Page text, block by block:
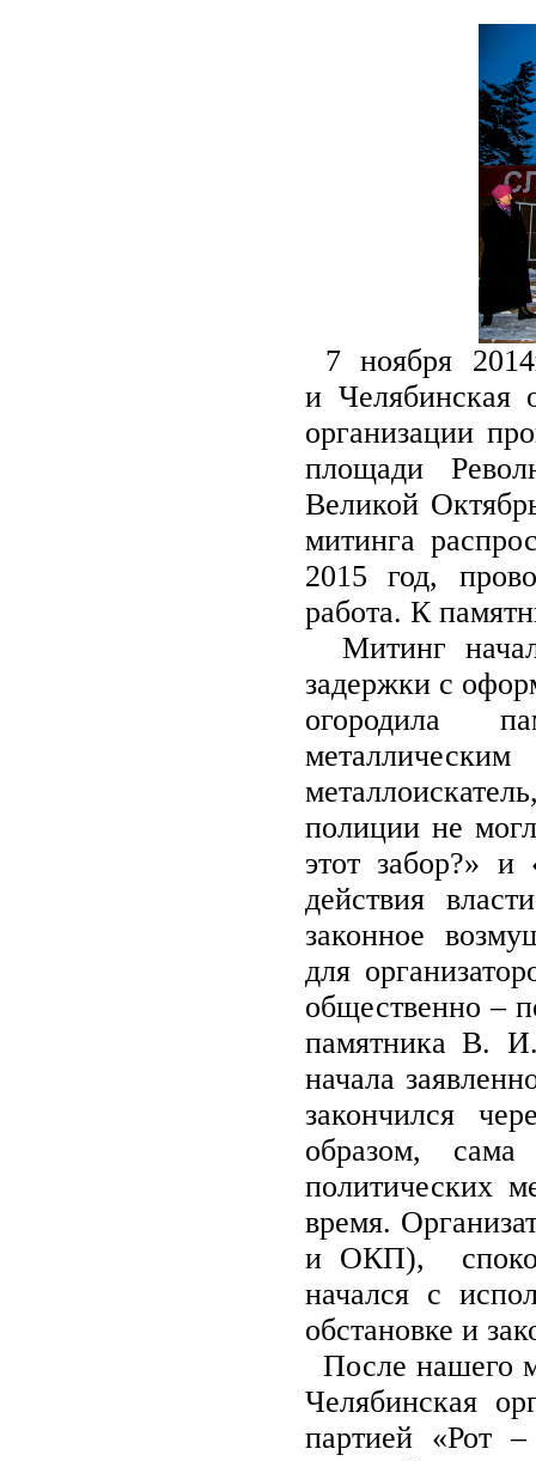
7 ноября
и Челябинская
организации
площади
Великой
митинга
2015 год,
работа. К
Митинг
задержки с
огородила
полиции не
этот забор?»
действия
законное
для
общественно –
памятника В.
начала
закончился
образом, сама
политических
время.
и ОКП),
начался с
обстановке и
После нашего
Челябинская
партией «Рот